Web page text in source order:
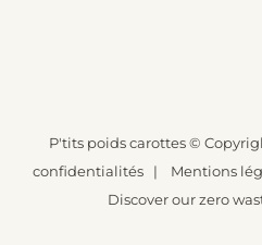
P'tits poids carottes©
confidentialités | Mentions
Discover our zero